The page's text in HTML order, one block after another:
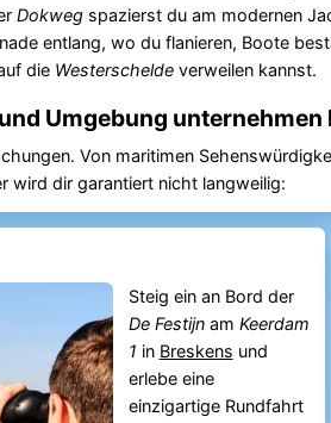
Dokwegspazierst du am modernen
entlang, wo du flanieren, Boote
die Westerscheldeverweilen kannst.
Umgebung unternehmen
Von maritimen
wird dir garantiert nicht langweilig:
Steig ein an Bord der
De Festijnam Keerdam
1 in Breskens und
erlebe eine
einzigartige Rundfahrt